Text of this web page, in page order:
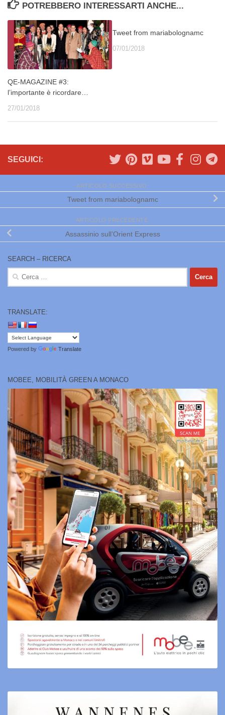
POTREBBERO INTERESSARTI ANCHE...
QE-MAGAZINE #3:
l’importante è ricordare…
27/01/2018
Tweet from mariabolognamc
07/01/2018
SEGUICI:
ARTICOLO SUCCESSIVO
Tweet from mariabolognamc
ARTICOLO PRECEDENTE
Assassinio sull’Orient Express
SEARCH – RICERCA
Ricerca
TRANSLATE:
Powered by Translate
MOBEE, MOBILITÀ GREEN A MONACO